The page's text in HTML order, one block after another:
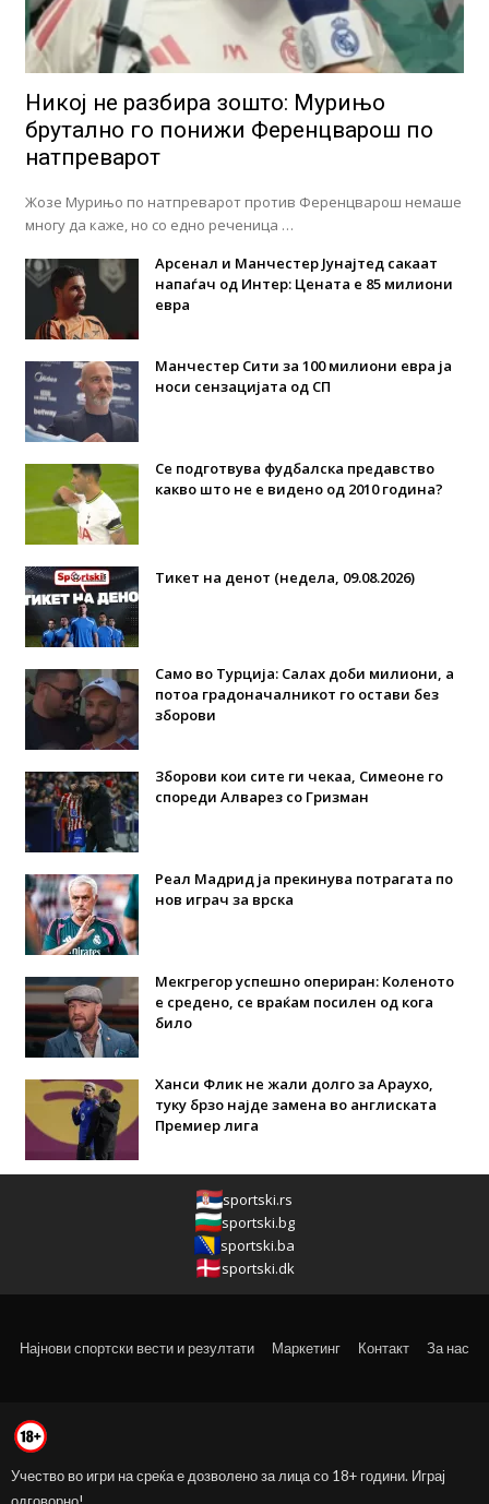
Никој не разбира зошто: Мурињо
брутално го понижи Ференцварош по
натпреварот
Жозе Мурињо по натпреварот против Ференцварош немаше
многу да каже, но со едно реченица …
Арсенал и Манчестер Јунајтед сакаат
напаѓач од Интер: Цената е 85 милиони
евра
Манчестер Сити за 100 милиони евра ја
носи сензацијата од СП
Се подготвува фудбалска предавство
какво што не е видено од 2010 година?
Тикет на денот (недела, 09.08.2026)
Само во Турција: Салах доби милиони, а
потоа градоначалникот го остави без
зборови
Зборови кои сите ги чекаа, Симеоне го
спореди Алварез со Гризман
Реал Мадрид ја прекинува потрагата по
нов играч за врска
Мекгрегор успешно опериран: Коленото
е средено, се враќам посилен од кога
било
Ханси Флик не жали долго за Араухо,
туку брзо најде замена во англиската
Премиер лига
sportski.rs
sportski.bg
sportski.ba
sportski.dk
Најнови спортски вести и резултати Маркетинг Контакт За нас
Учество во игри на среќа е дозволено за лица со 18+ години. Играј
одговорно!